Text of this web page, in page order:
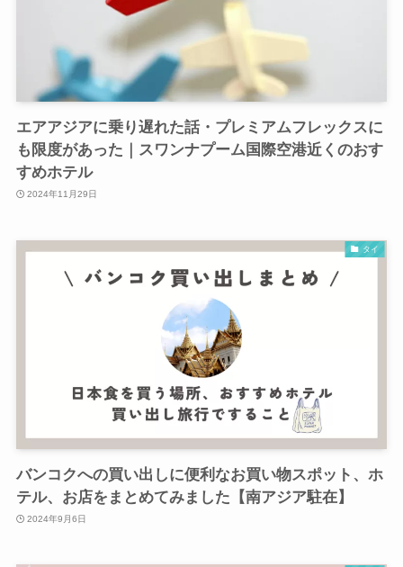
エアアジアに乗り遅れた話・プレミアムフレックスに
も限度があった｜スワンナプーム国際空港近くのおす
すめホテル
2024年11月29日
タイ
バンコクへの買い出しに便利なお買い物スポット、ホ
テル、お店をまとめてみました【南アジア駐在】
2024年9月6日